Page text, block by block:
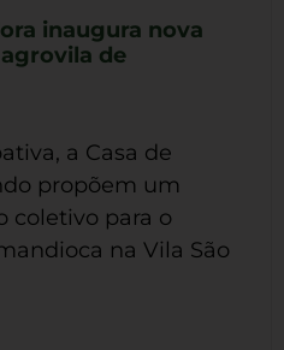
inaugura nova
de
a Casa de
propõem um
coletivo para o
na Vila São